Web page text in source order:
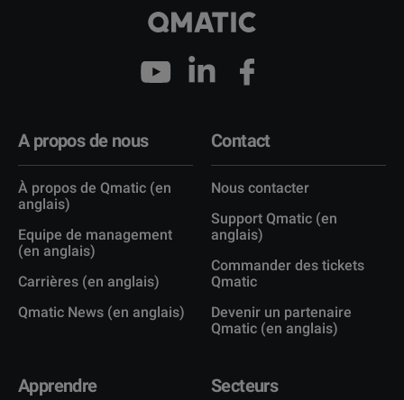
A propos de nous
À propos de Qmatic (en
anglais)
Equipe de management
(en anglais)
Carrières (en anglais)
Qmatic News (en anglais)
Contact
Nous contacter
Support Qmatic (en
anglais)
Commander des tickets
Qmatic
Devenir un partenaire
Qmatic (en anglais)
Apprendre Secteurs